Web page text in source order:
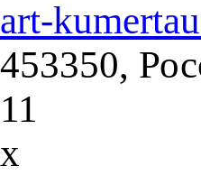
art-
453350,
11
x